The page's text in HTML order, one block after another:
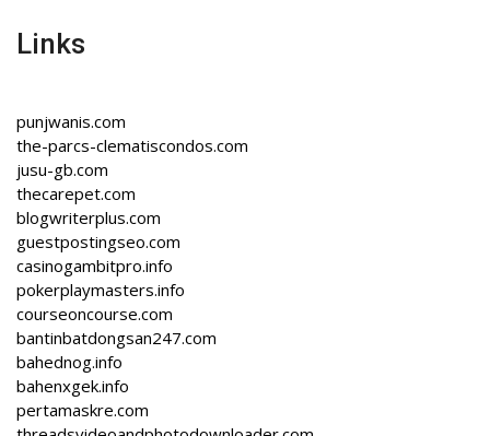
Links
punjwanis.com
the-parcs-clematiscondos.com
jusu-gb.com
thecarepet.com
blogwriterplus.com
guestpostingseo.com
casinogambitpro.info
pokerplaymasters.info
courseoncourse.com
bantinbatdongsan247.com
bahednog.info
bahenxgek.info
pertamaskre.com